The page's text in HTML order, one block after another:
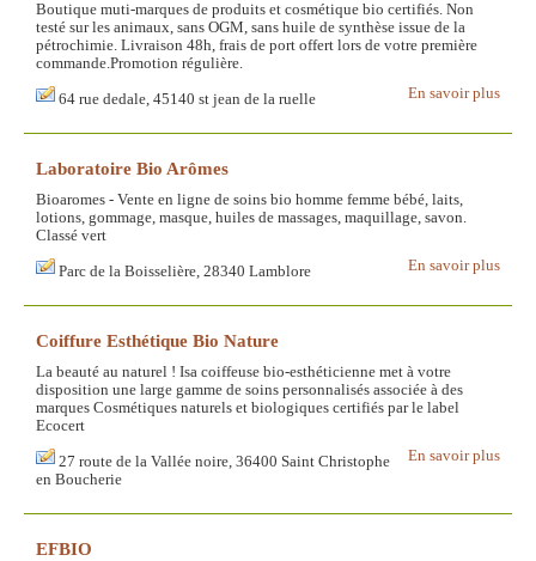
Boutique muti-marques de produits et cosmétique bio certifiés. Non
testé sur les animaux, sans OGM, sans huile de synthèse issue de la
pétrochimie. Livraison 48h, frais de port offert lors de votre première
commande.Promotion régulière.
En savoir plus
64 rue dedale, 45140 st jean de la ruelle
Laboratoire Bio Arômes
Bioaromes - Vente en ligne de soins bio homme femme bébé, laits,
lotions, gommage, masque, huiles de massages, maquillage, savon.
Classé vert
En savoir plus
Parc de la Boisselière, 28340 Lamblore
Coiffure Esthétique Bio Nature
La beauté au naturel ! Isa coiffeuse bio-esthéticienne met à votre
disposition une large gamme de soins personnalisés associée à des
marques Cosmétiques naturels et biologiques certifiés par le label
Ecocert
En savoir plus
27 route de la Vallée noire, 36400 Saint Christophe
en Boucherie
EFBIO